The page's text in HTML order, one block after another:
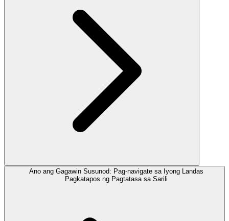
Ano ang Gagawin Susunod: Pag-navigate sa Iyong Landas
Pagkatapos ng Pagtatasa sa Sarili